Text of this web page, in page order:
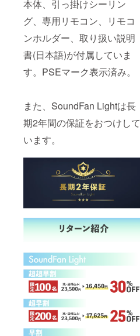
本体、引っ掛けシーリン
グ、専用リモコン、リモコ
ンホルダー、取り扱い説明
書(日本語)が付属していま
す。PSEマーク表示済み。
また、SoundFan Lightは長
期2年間の保証をおつけして
います。